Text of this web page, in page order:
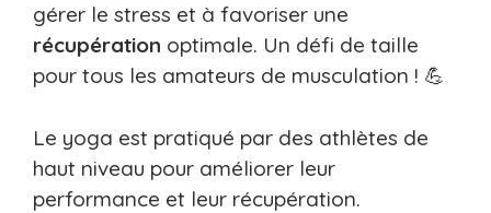
gérer le stress et à favoriser une
récupération optimale. Un défi de taille
pour tous les amateurs de musculation ! 💪
Le yoga est pratiqué par des athlètes de
haut niveau pour améliorer leur
performance et leur récupération.